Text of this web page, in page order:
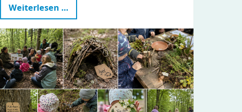
Weiterlesen …Märchenhafte
Stunden
im
KiFaZ
Zeisigwaldfüchse